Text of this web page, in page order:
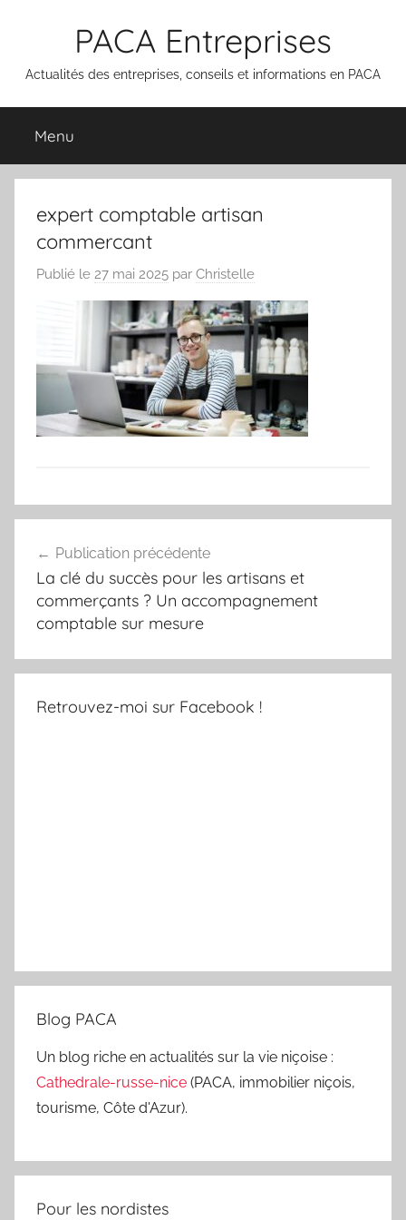
PACA Entreprises
Actualités des entreprises, conseils et informations en PACA
Menu
expert comptable artisan
commercant
Publié le 27 mai 2025 par Christelle
de
l’article
Publication précédente
La clé du succès pour les artisans et
commerçants ? Un accompagnement
comptable sur mesure
Retrouvez-moi sur Facebook !
Blog PACA
Un blog riche en actualités sur la vie niçoise :
Cathedrale-russe-nice (PACA, immobilier niçois,
tourisme, Côte d'Azur).
Pour les nordistes